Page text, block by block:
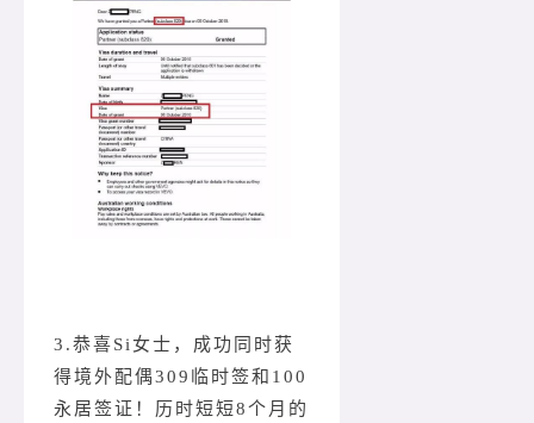
3.恭喜Si女士，成功同时获
得境外配偶309临时签和100
永居签证！历时短短8个月的